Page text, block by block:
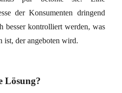
der Konsumenten dringend
besser kontrolliert werden, was
ist, der angeboten wird.
Lösung?